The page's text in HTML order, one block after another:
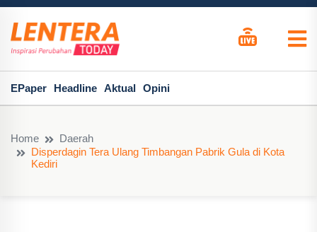
EPaper Headline Aktual Opini
Home
Daerah
Disperdagin Tera Ulang Timbangan Pabrik Gula di Kota
Kediri